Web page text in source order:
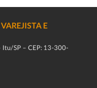
E
Itu/SP – CEP: 13-300-